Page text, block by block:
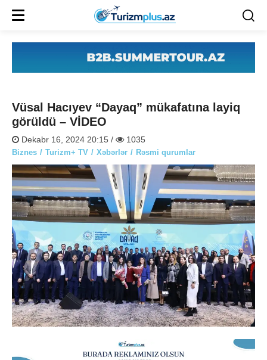
Vüsal Hacıyev “Dayaq” mükafatına layiq
görüldü – VİDEO
Dekabr 16, 2024 20:15 / 1035
Biznes Turizm+ TV Xəbərlər Rəsmi qurumlar